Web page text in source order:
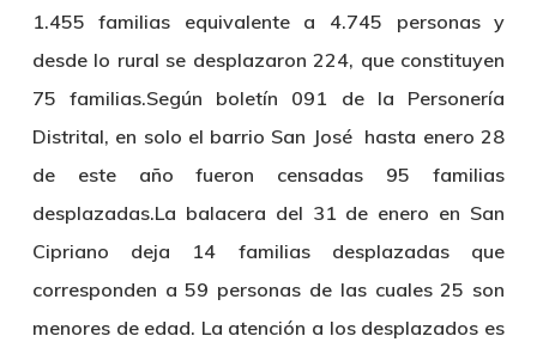
1.455 familias equivalente a 4.745 personas y
desde lo rural se desplazaron 224, que constituyen
75 familias.Según boletín 091 de la Personería
Distrital, en solo el barrio San José hasta enero 28
de este año fueron censadas 95 familias
desplazadas.La balacera del 31 de enero en San
Cipriano deja 14 familias desplazadas que
corresponden a 59 personas de las cuales 25 son
menores de edad. La atención a los desplazados es